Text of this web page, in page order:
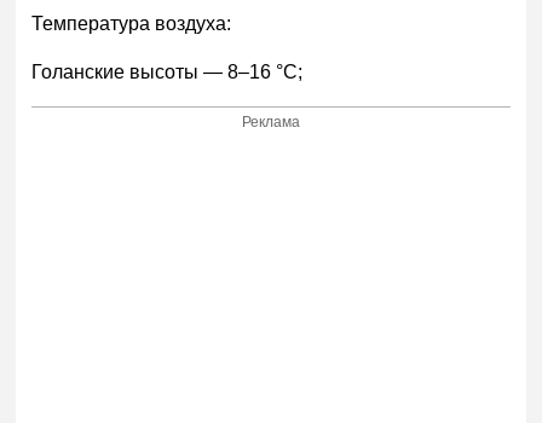
Температура воздуха:
Голанские высоты — 8–16 °С;
Реклама